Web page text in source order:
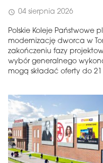
schedule 04 sierpnia 2026
Polskie Koleje Państwowe
modernizację dworca w
zakończeniu fazy
wybór generalnego
mogą składać oferty do